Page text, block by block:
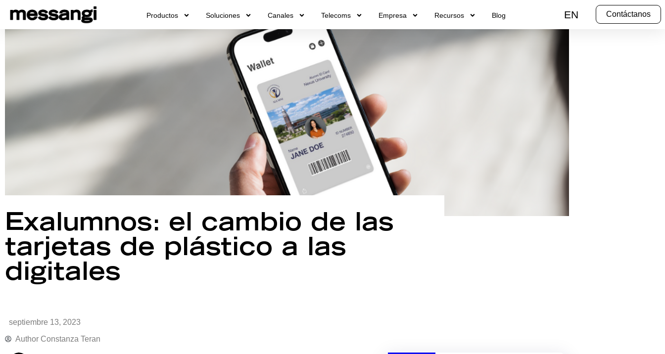
Productos Soluciones Canales Telecoms Empresa Recursos Blog EN Contáctanos
Exalumnos: el cambio de las
tarjetas de plástico a las
digitales
septiembre 13, 2023
Author Constanza Teran